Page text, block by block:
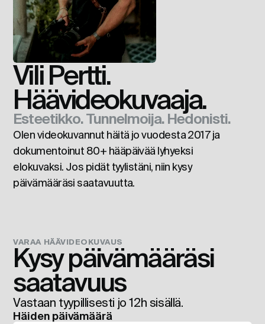
Vili Pertti.
Häävideokuvaaja.
Esteetikko. Tunnelmoija. Hedonisti.
Olen videokuvannut häitä jo vuodesta 2017 ja
dokumentoinut 80+ hääpäivää lyhyeksi
elokuvaksi. Jos pidät tyylistäni, niin kysy
päivämääräsi saatavuutta.
VARAA HÄÄVIDEOKUVAUS
Kysy päivämääräsi
saatavuus
Vastaan tyypillisesti jo 12h sisällä.
Häiden päivämäärä